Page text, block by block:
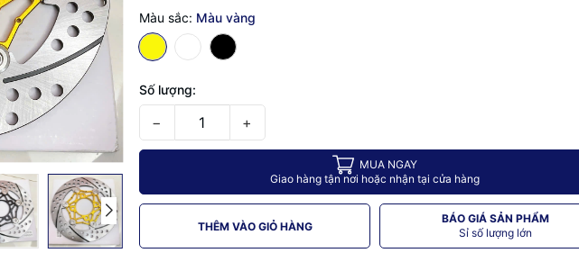
Màu sắc: Màu vàng
Số lượng:
− +
MUA NGAY
Giao hàng tận nơi hoặc nhận tại cửa hàng
THÊM VÀO GIỎ HÀNG
BÁO GIÁ SẢN PHẨM
Sỉ số lượng lớn